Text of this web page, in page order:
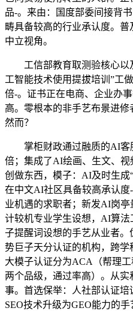
品-。来由：国度部委间接背
畴具备较高的行业承认度。普
中立视角。
工信部教育取测验核心以
工智能技术使用提拔培训”工
倍-。证书正在电商、企业办
高。零根本的非手艺布景进修
然而？
掌柜财政通过融质的AI客
倍；集成了AI绘画、生文、
创做东西，模子：AI及时生成
在中文AI社区具备较高承认
业机遇的求职者；新发AI岗
计较机专业学生设想，AI算
子提醒词设想的手艺从业者
势巨子天分认证的机构，跨
大模子认证分为ACA（帮理工
两个品级，通过率高）。从
事。首选保举：人社部认证
SEO技术升级为GEO能力的手